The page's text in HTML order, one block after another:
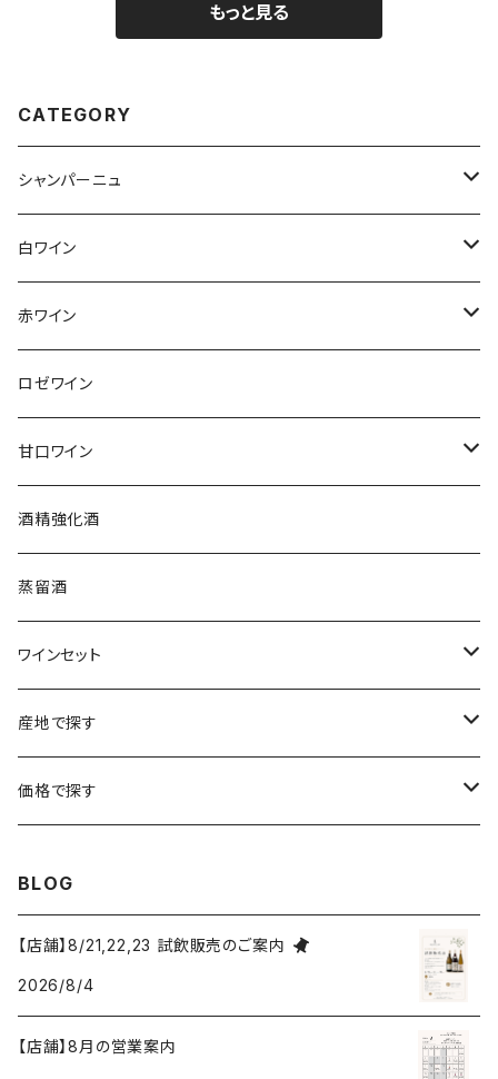
もっと見る
CATEGORY
シャンパーニュ
アンリ・ジロー
アンリ・ビリオ・フィス
エティエンヌ・ルフェーヴル
クリスチャン・ゴセ
クロード・カザル
ジェローム・ルフェーヴル
シャルトーニュ・タイエ
シャルル・エドシック
ジャン・ラルマン
ドゥラモット
白ワイン
フランス
アルザス
ブルゴーニュ
ロワール
コトーシャンプノワ
ジュラ・サヴォワ
ドイツ
オーストラリア
ニュージーランド
南アフリカ
チリ
スロヴァキア
オーストリア
オレゴン州
ワシントン州
赤ワイン
フランス
アルザス
シュッド・ウエスト
ロワール
ジュラ・サヴォワ
シャンパーニュ
プロヴァンス
スロヴァキア
オーストラリア
ニュージーランド
南アフリカ
チリ
アメリカ
ワシントン州
カリフォルニア州
ロゼワイン
甘口ワイン
フランス
ソーテルヌ
酒精強化酒
蒸留酒
ワインセット
福袋
シャンパーニュセット
産地で探す
アメリカ
ワシントン州
カリフォルニア州
スロヴァキア
価格で探す
5,000円～6,999円
7,000円～9,999円
BLOG
【店舗】8/21,22,23 試飲販売のご案内
2026/8/4
【店舗】8月の営業案内